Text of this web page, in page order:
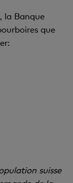
la Banque
que
suisse